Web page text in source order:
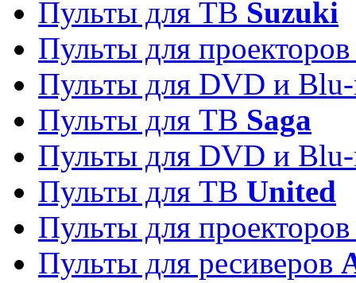
Пульты для ТВ Suzuki
Пульты для
Пульты для DVD и
Пульты для ТВ Saga
Пульты для DVD и
Пульты для ТВ United
Пульты для
Пульты для ресиверов